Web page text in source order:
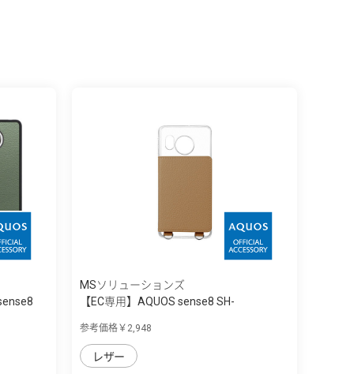
MSソリューションズ
【EC専用】AQUOS sense8 SH-
参考価格￥2,948
レザー